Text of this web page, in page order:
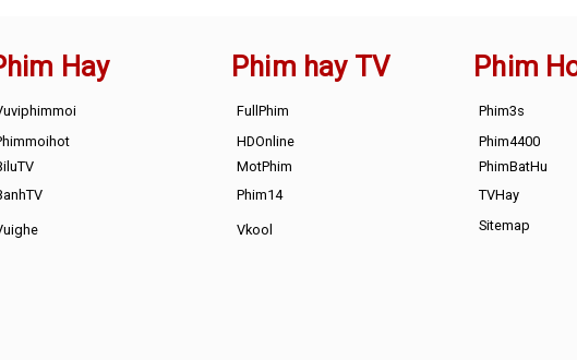
Hay Phim hay TV
FullPhim
HDOnline
MotPhim
Phim14
Vkool
Phim
Phim3s
Phim4400
PhimBatHu
TVHay
Sitemap